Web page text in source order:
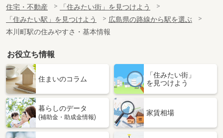
住宅・不動産
「住みたい街」を見つけよう
「住みたい駅」を見つけよう
広島県の路線から駅を選ぶ
本川町駅の住みやすさ・基本情報
お役立ち情報
住まいのコラム
「住みたい街」
を見つけよう
暮らしのデータ
(補助金・助成金情報)
家賃相場